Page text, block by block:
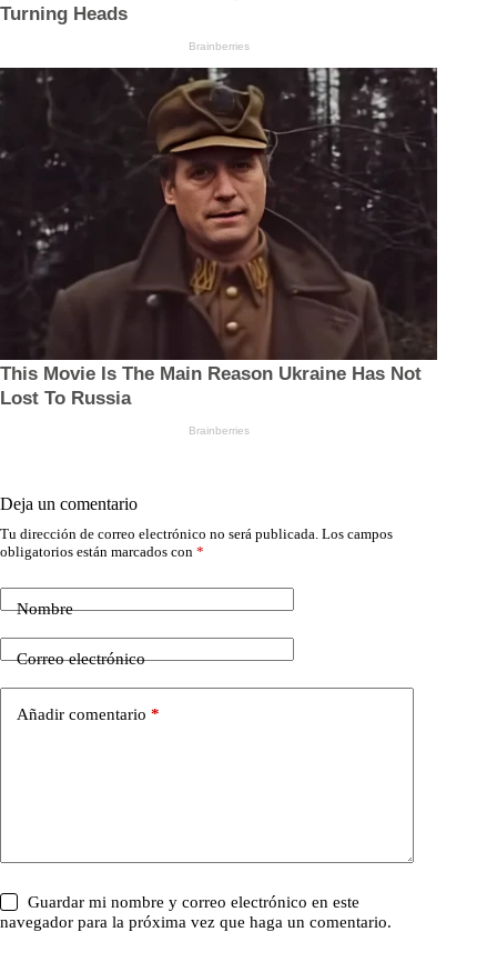
Deja un comentario
Tu dirección de correo electrónico no será publicada. Los campos
obligatorios están marcados con *
Nombre
Correo electrónico
Añadir comentario *
Guardar mi nombre y correo electrónico en este
navegador para la próxima vez que haga un comentario.